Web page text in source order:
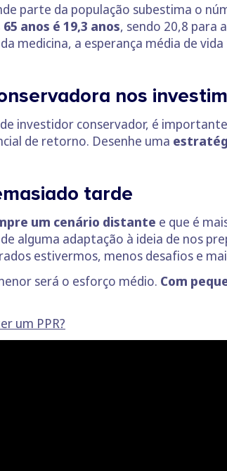
parte da população subestima o
anos é 19,3 anos, sendo 20,8 para
medicina, a esperança média de
nos
investidor conservador, é
de retorno. Desenhe uma
tarde
um cenário distante e que é
alguma adaptação à ideia de nos
estivermos, menos desafios e
será o esforço médio. Com
um PPR?